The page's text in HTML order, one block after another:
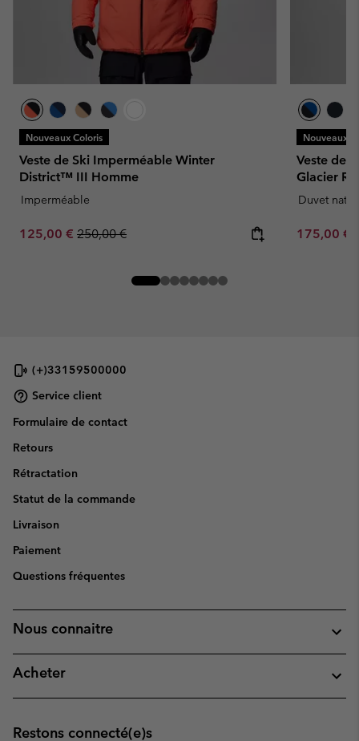
Nouveaux Coloris
Veste de Ski Imperméable Winter
District™ III Homme
Imperméable
Sale price:
125,00 € Regular price:
250,00 €
Nouveaux
Veste de
Glacier
Duvet
Minimum
175,00 €
(+)33159500000
Service client
Formulaire de contact
Retours
Rétractation
Statut de la commande
Livraison
Paiement
Questions fréquentes
Nous connaitre
Acheter
Restons connecté(e)s